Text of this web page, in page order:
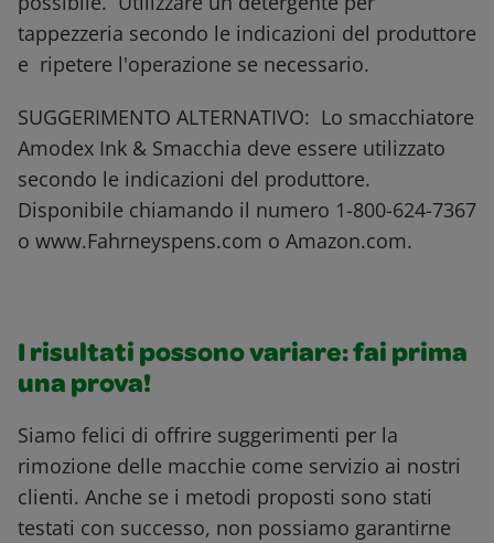
tappezzeria secondo le indicazioni del produttore
e ripetere l'operazione se necessario.
SUGGERIMENTO ALTERNATIVO: Lo smacchiatore
Amodex Ink & Smacchia deve essere utilizzato
secondo le indicazioni del produttore.
Disponibile chiamando il numero 1-800-624-7367
o www.Fahrneyspens.com o Amazon.com.
I risultati possono variare: fai prima
una prova!
Siamo felici di offrire suggerimenti per la
rimozione delle macchie come servizio ai nostri
clienti. Anche se i metodi proposti sono stati
testati con successo, non possiamo garantirne